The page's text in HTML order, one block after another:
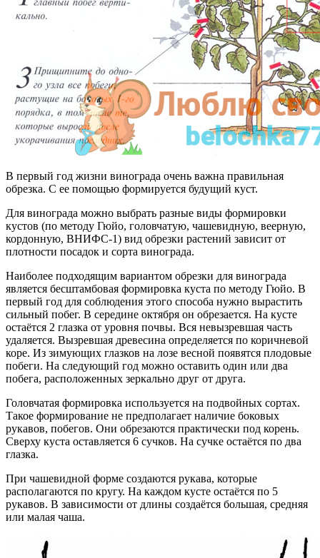
В первый год жизни винограда очень важна правильная
обрезка. С ее помощью формируется будущий куст.
Для винограда можно выбрать разные виды формировки
кустов (по методу Гюйо, головчатую, чашевидную, веерную,
кордонную, ВНИФС-1) вид обрезки растений зависит от
плотности посадок и сорта винограда.
Наиболее подходящим вариантом обрезки для винограда
является бесштамбовая формировка куста по методу Гюйо. В
первый год для соблюдения этого способа нужно вырастить
сильный побег. В середине октября он обрезается. На кусте
остаётся 2 глазка от уровня почвы. Вся невызревшая часть
удаляется. Вызревшая древесина определяется по коричневой
коре. Из зимующих глазков на лозе весной появятся плодовые
побеги. На следующий год можно оставить один или два
побега, расположенных зеркально друг от друга.
Головчатая формировка используется на подвойных сортах.
Такое формирование не предполагает наличие боковых
рукавов, побегов. Они обрезаются практически под корень.
Сверху куста оставляется 6 сучков. На сучке остаётся по два
глазка.
При чашевидной форме создаются рукава, которые
располагаются по кругу. На каждом кусте остаётся по 5
рукавов. В зависимости от длины создаётся большая, средняя
или малая чаша.